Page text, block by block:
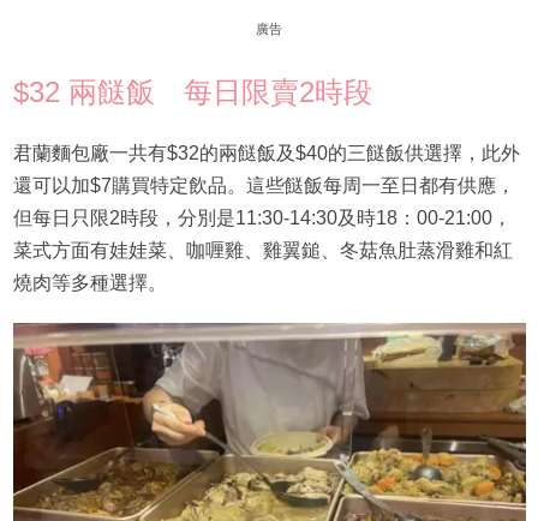
廣告
$32 兩餸飯 每日限賣2時段
君蘭麵包廠一共有$32的兩餸飯及$40的三餸飯供選擇，此外
還可以加$7購買特定飲品。這些餸飯每周一至日都有供應，
但每日只限2時段，分別是11:30-14:30及時18：00-21:00，
菜式方面有娃娃菜、咖喱雞、雞翼鎚、冬菇魚肚蒸滑雞和紅
燒肉等多種選擇。